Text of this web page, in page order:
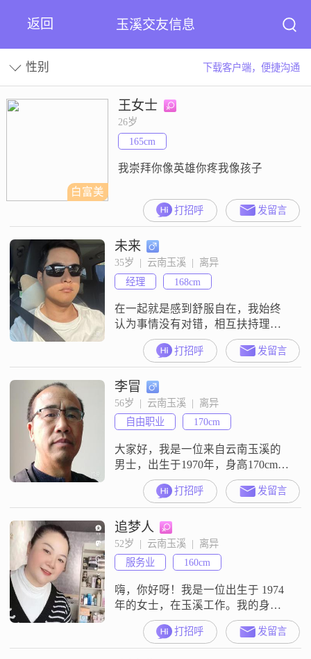
返回 玉溪交友信息
性别 下载客户端，便捷沟通
白富美
王女士
26岁
165cm
我崇拜你像英雄你疼我像孩子
打招呼 发留言
未来
35岁  |  云南玉溪  |  离异
经理
168cm
在一起就是感到舒服自在，我始终
认为事情没有对错，相互扶持理解
包容为幸福健康的家而奋斗
打招呼 发留言
李冒
56岁  |  云南玉溪  |  离异
自由职业
170cm
大家好，我是一位来自云南玉溪的
男士，出生于1970年，身高170cm。
我目前的工作收入稳定，在5001到
8000元之间。虽然我的学历是中
专，但我一直保持着学习的热情，
努力提升自己的能力和素养。性格
方面，我自认为是一个乐观积极的
人，面对生活中的各种挑战，总能
以平和的心态去应对。我对待他人
真诚可靠，从不虚伪做作。家庭对
我来
打招呼 发留言
追梦人
52岁  |  云南玉溪  |  离异
服务业
160cm
嗨，你好呀！我是一位出生于 1974
年的女士，在玉溪工作。我的身高
大概 160cm，每个月的收入在 5001 -
8000 元左右。学历是高中及以下。
我觉得自己是个挺不错的人。性格
打招呼 发留言